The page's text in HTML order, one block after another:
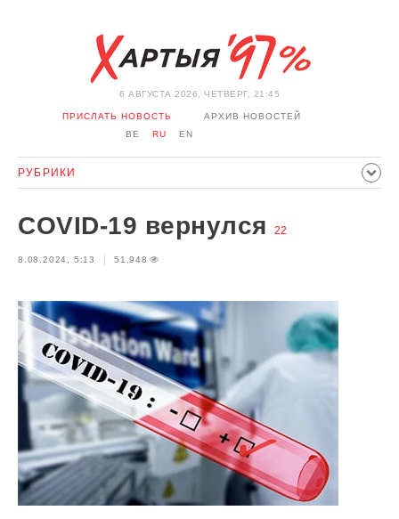
6 АВГУСТА 2026, ЧЕТВЕРГ, 21:45
ПРИСЛАТЬ НОВОСТЬ
АРХИВ НОВОСТЕЙ
BE
RU EN
РУБРИКИ
ПРОИСШЕСТВИЯ СПОРТ КУЛЬТУРА ИСТОРИЯ
МНЕНИЕ ИНТЕРВЬЮ
КОРОНАВИРУС БЕЛАРУСЬ В НАТО
COVID-19 вернулся 22
8.08.2024, 5:13 51,948